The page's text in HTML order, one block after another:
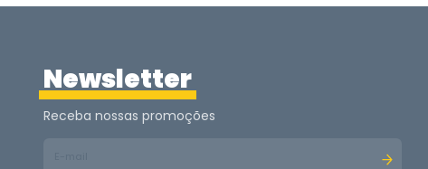
Newsletter
Receba nossas promoções